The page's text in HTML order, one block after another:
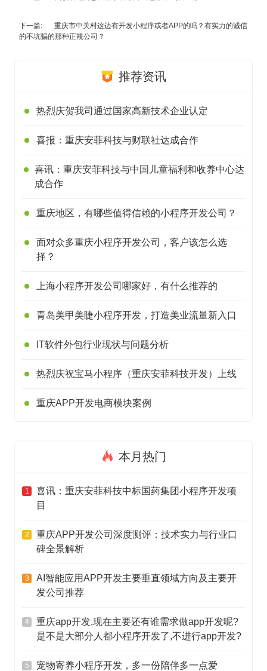
下一篇:
重庆市中关村这边有开发小程序或者APP的吗？有实力的诚信
的不坑骗的那种正规公司？
推荐资讯
热烈庆贺我司通过国家高新技术企业认定
喜报：重庆安菲科技与财联社达成合作
喜讯：重庆安菲科技与中国儿童福利和收养中心达
成合作
重庆地区，有哪些值得信赖的小程序开发公司？
面对众多重庆小程序开发公司，客户该怎么选
择？
上海小程序开发公司哪家好，有什么推荐的
青岛美甲美睫小程序开发，打造美业流量新入口
IT软件外包行业现状与问题分析
热烈庆祝宝马小程序（重庆安菲科技开发）上线
重庆APP开发电商模块案例
本月热门
1
喜讯：重庆安菲科技中标国药集团小程序开发项
目
2
重庆APP开发公司深度测评：技术实力与行业口
碑全景解析
3
AI智能应用APP开发主要垂直领域方向及主要开
发公司推荐
4
重庆app开发,现在主要还有谁需求做app开发呢?
是不是大部分人都小程序开发了,不进行app开发?
5 宠物寄养小程序开发，多一份陪伴多一点爱